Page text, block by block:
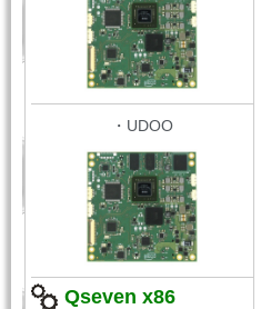
・UDOO
Qseven x86